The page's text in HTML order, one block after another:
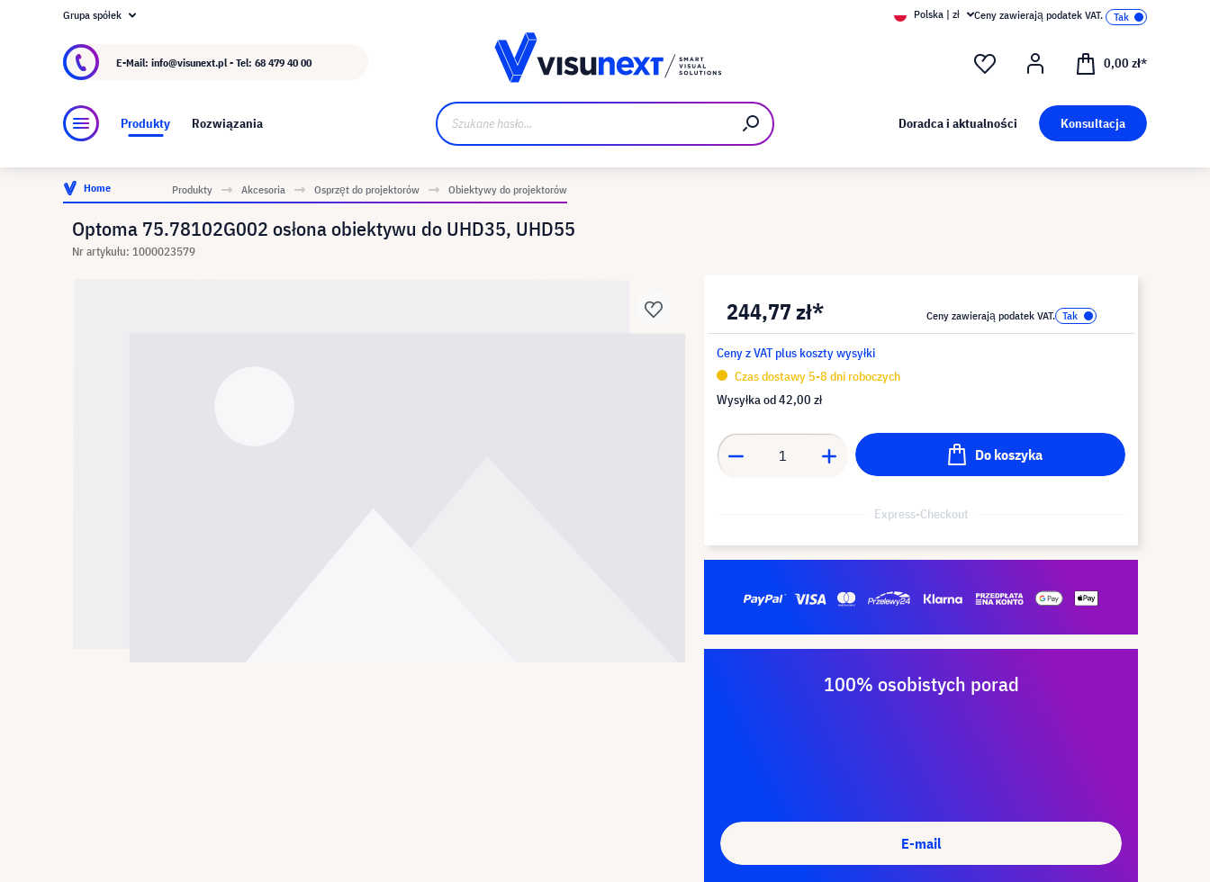
O visunext.pl
Grupa spółek Polska | zł Ceny zawierają podatek VAT.
E-Mail: info@visunext.pl - Tel: 68 479 40 00 0,00 zł*
Produkty Rozwiązania Doradca i aktualności Konsultacja
Home Produkty Akcesoria Osprzęt do projektorów Obiektywy do projektorów
Optoma 75.78102G002 osłona obiektywu do UHD35, UHD55
Nr artykułu: 1000023579
244,77 zł* Ceny zawierają podatek VAT.
Ceny z VAT plus koszty wysyłki
Czas dostawy 5-8 dni roboczych
Wysyłka od42,00 zł
Do koszyka
Express-Checkout
100% osobistych porad
E-mail